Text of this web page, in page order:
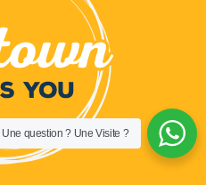
Une question ? Une Visite ?